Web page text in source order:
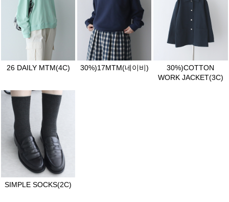
26 DAILY MTM(4C) 30%)17MTM(네이비)
30%)COTTON
WORK JACKET(3C)
SIMPLE SOCKS(2C)